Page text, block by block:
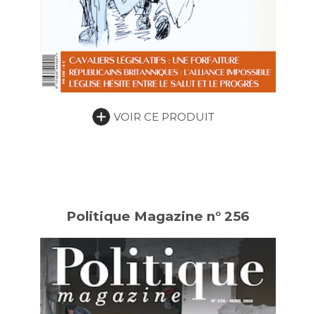
VOIR CE PRODUIT
Politique Magazine n° 256